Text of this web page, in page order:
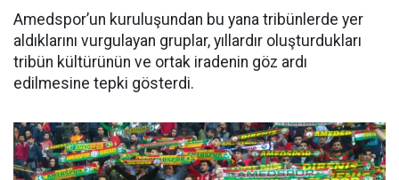
Amedspor’un kuruluşundan bu yana tribünlerde yer
aldıklarını vurgulayan gruplar, yıllardır oluşturdukları
tribün kültürünün ve ortak iradenin göz ardı
edilmesine tepki gösterdi.